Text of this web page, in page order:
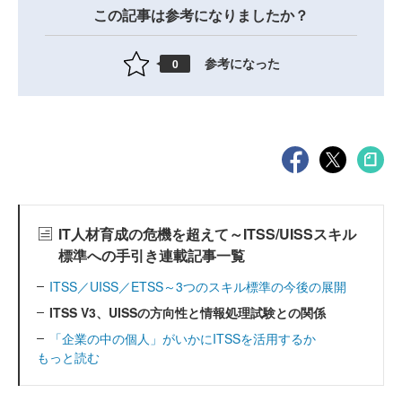
この記事は参考になりましたか？
0 参考になった
IT人材育成の危機を超えて～ITSS/UISSスキル
標準への手引き連載記事一覧
ITSS／UISS／ETSS～3つのスキル標準の今後の展開
ITSS V3、UISSの方向性と情報処理試験との関係
「企業の中の個人」がいかにITSSを活用するか
もっと読む